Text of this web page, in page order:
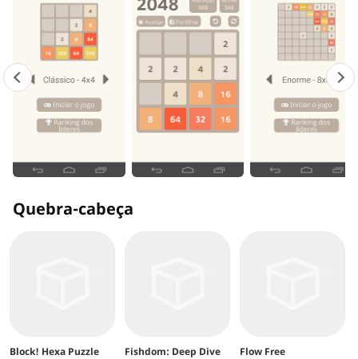
Quebra-cabeça
Block! Hexa Puzzle
Fishdom: Deep Dive
Flow Free